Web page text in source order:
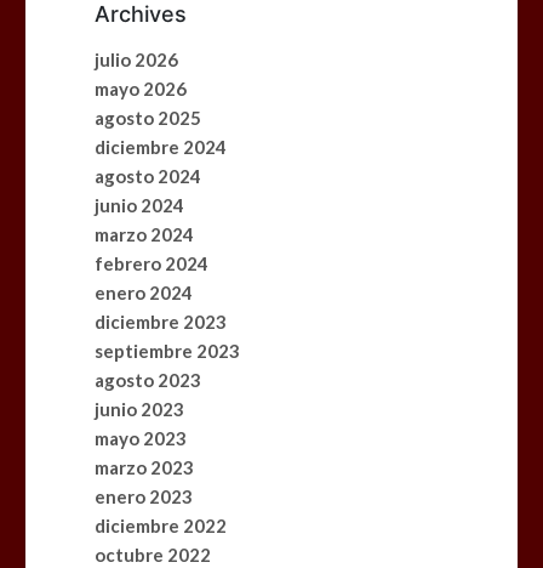
0
Negocios con China» de Shake to Win
Archives
julio 2026
mayo 2026
agosto 2025
diciembre 2024
agosto 2024
junio 2024
marzo 2024
febrero 2024
enero 2024
diciembre 2023
septiembre 2023
agosto 2023
junio 2023
mayo 2023
marzo 2023
enero 2023
diciembre 2022
octubre 2022